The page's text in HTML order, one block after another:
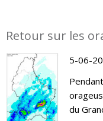
Retour sur les
5-06-
du